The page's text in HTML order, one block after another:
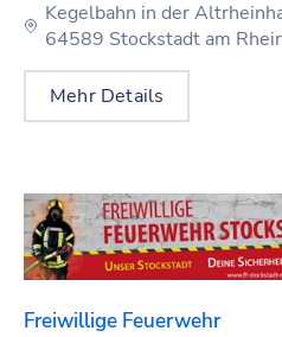
Kegelbahn in der
64589 Stockstadt am
Mehr Details
Freiwillige Feuerwehr